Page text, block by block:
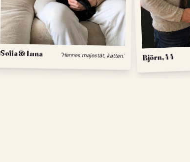
Sofia & Luna "Hennes majestät, katten." Björn, 44